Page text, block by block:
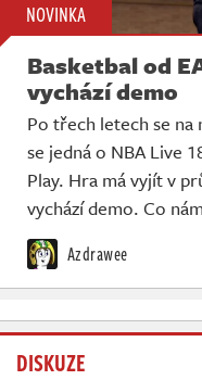
NOVINKA
Basketbal od
vychází demo
Po třech letech se na
se jedná o NBA Live
Play. Hra má vyjít v
vychází demo. Co
Azdrawee
DISKUZE